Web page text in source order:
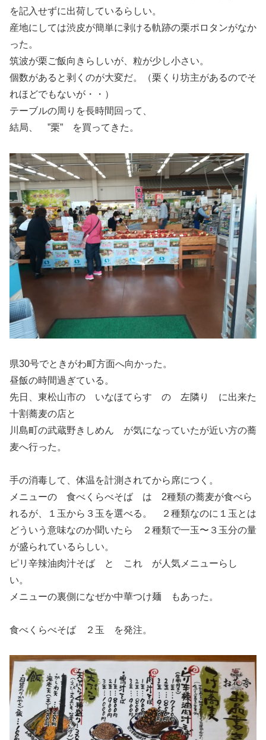
を記入せずに出荷しているらしい。
産地にしては渋皮が簡単に剥ける軌跡の栗ポロタンがなか
った。
筑波が栗ご飯向きらしいが、粒が少し小さい。
個数があると剥くのが大変だ。（栗くり坊主があるのでそ
れほどでもないが・・）
テーブルの周りを長時間回って、
結局、 ”栗” を買ってきた。
県30号でときがわ町方面へ向かった。
昼飯の時間過ぎている。
先日、東松山市の いなほてらす の 左隣り に出来た
十割蕎麦の店と
川島町の武蔵野きしめん が気になっていたが近い方の蕎
麦へ行った。
手の消毒して、体温を計測されてから席につく。
メニューの 食べくらべそば は 2種類の蕎麦が食べら
れるが、１玉から３玉を選べる。 ２種類なのに１玉とは
どういう意味なのか聞いたら ２種類で一玉〜３玉分の量
が盛られているらしい。
ピリ辛辣油肉汁そば と これ が人気メニューらし
い。
メニューの裏側になぜか中華つけ麺 もあった。
食べくらべそば ２玉 を発注。